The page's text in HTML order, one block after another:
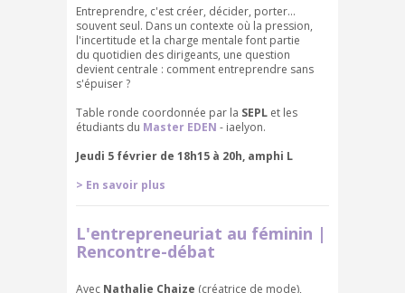
Entreprendre, c'est créer, décider, porter...
souvent seul. Dans un contexte où la pression,
l'incertitude et la charge mentale font partie
du quotidien des dirigeants, une question
devient centrale : comment entreprendre sans
s'épuiser ?
Table ronde coordonnée par la SEPL et les
étudiants du Master EDEN - iaelyon.
Jeudi 5 février de 18h15 à 20h, amphi L
> En savoir plus
L'entrepreneuriat au féminin |
Rencontre-débat
Avec Nathalie Chaize (créatrice de mode),